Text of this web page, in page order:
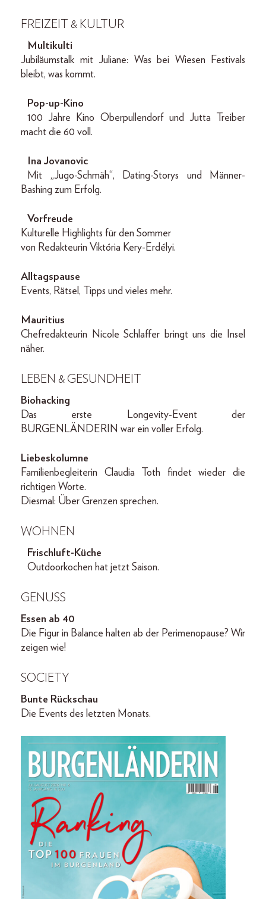
FREIZEIT & KULTUR
Multikulti
Jubiläumstalk mit Juliane: Was bei Wiesen Festivals
bleibt, was kommt.
Pop-up-Kino
100 Jahre Kino Oberpullendorf und Jutta Treiber
macht die 60 voll.
Ina Jovanovic
Mit „Jugo-Schmäh“, Dating-Storys und Männer-
Bashing zum Erfolg.
Vorfreude
Kulturelle Highlights für den Sommer
von Redakteurin Viktória Kery-Erdélyi.
Alltagspause
Events, Rätsel, Tipps und vieles mehr.
Mauritius
Chefredakteurin Nicole Schlaffer bringt uns die Insel
näher.
LEBEN & GESUNDHEIT
Biohacking
Das erste Longevity-Event der
BURGENLÄNDERIN war ein voller Erfolg.
Liebeskolumne
Familienbegleiterin Claudia Toth findet wieder die
richtigen Worte.
Diesmal: Über Grenzen sprechen.
WOHNEN
Frischluft-Küche
Outdoorkochen hat jetzt Saison.
GENUSS
Essen ab 40
Die Figur in Balance halten ab der Perimenopause? Wir
zeigen wie!
SOCIETY
Bunte Rückschau
Die Events des letzten Monats.